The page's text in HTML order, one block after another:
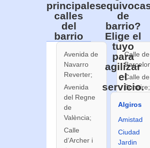
principales
calles
del
barrio
Avenida de
Navarro
Reverter;
Avenida
del Regne
de
València;
Calle
d’Archer i
Calle de
Calle de
Bonaire;
Calle de
Cerdà
Tallada;
de
barrio?
Elige el
tuyo
para
agilizar
el
servicio.
Algiros
Amistad
Ciudad
Jardin